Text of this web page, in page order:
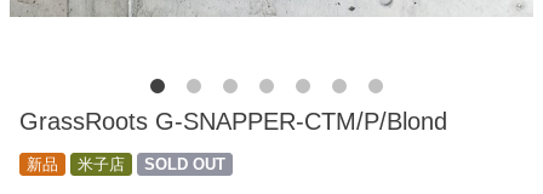
GrassRoots G-SNAPPER-CTM/P/Blond
新品 米子店 SOLD OUT